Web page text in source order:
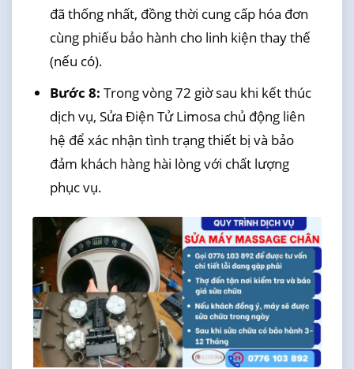
đã thống nhất, đồng thời cung cấp hóa đơn
cùng phiếu bảo hành cho linh kiện thay thế
(nếu có).
Bước 8: Trong vòng 72 giờ sau khi kết thúc
dịch vụ, Sửa Điện Tử Limosa chủ động liên
hệ để xác nhận tình trạng thiết bị và bảo
đảm khách hàng hài lòng với chất lượng
phục vụ.